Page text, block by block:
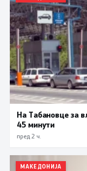
На Табановце за
45 минути
пред 2 ч.
МАКЕДОНИЈА